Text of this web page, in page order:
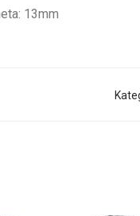
13mm